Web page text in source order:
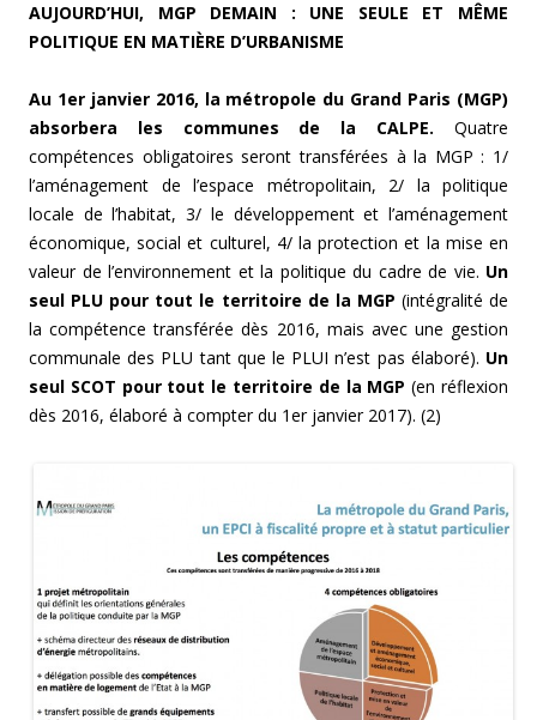
AUJOURD’HUI, MGP DEMAIN : UNE SEULE ET MÊME
POLITIQUE EN MATIÈRE D’URBANISME
Au 1er janvier 2016, la métropole du Grand Paris (MGP)
absorbera les communes de la CALPE. Quatre
compétences obligatoires seront transférées à la MGP : 1/
l’aménagement de l’espace métropolitain, 2/ la politique
locale de l’habitat, 3/ le développement et l’aménagement
économique, social et culturel, 4/ la protection et la mise en
valeur de l’environnement et la politique du cadre de vie. Un
seul PLU pour tout le territoire de la MGP (intégralité de
la compétence transférée dès 2016, mais avec une gestion
communale des PLU tant que le PLUI n’est pas élaboré). Un
seul SCOT pour tout le territoire de la MGP (en réflexion
dès 2016, élaboré à compter du 1er janvier 2017). (2)